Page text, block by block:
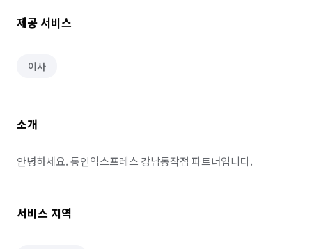
제공 서비스
이사
소개
안녕하세요. 통인익스프레스 강남동작점 파트너입니다.
서비스 지역